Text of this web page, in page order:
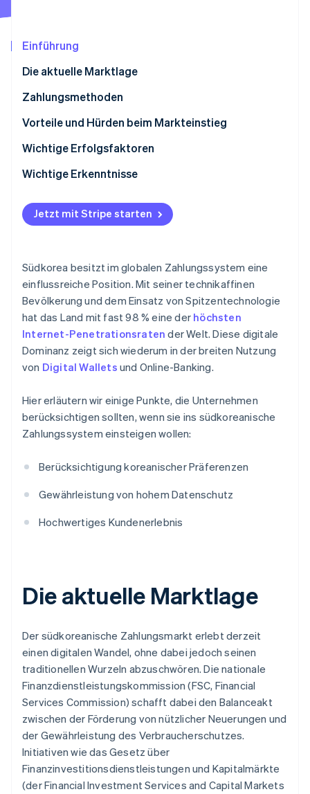
CO₂-Entnahme
Identity
Online-Identitätsprüfung
Jetzt ansehen
Einführung
Die aktuelle Marktlage
Zahlungsmethoden
Derzeitige Nutzung
Neue Trends
Vorteile und Hürden beim Markteinstieg
Steuern
Rückbuchungen und Zahlungsanfechtungen
Internationale Zahlungen
Sicherheit und Datenschutz
Wichtige Erfolgsfaktoren
Wichtige Erkenntnisse
Berücksichtigung koreanischer Präferenzen
Gewährleistung von hohem Datenschutz
Jetzt mit Stripe starten
Südkorea besitzt im globalen Zahlungssystem eine
einflussreiche Position. Mit seiner technikaffinen
Bevölkerung und dem Einsatz von Spitzentechnologie
hat das Land mit fast 98 % eine der höchsten
Internet-Penetrationsraten der Welt. Diese digitale
Dominanz zeigt sich wiederum in der breiten Nutzung
von Digital Wallets und Online-Banking.
Hier erläutern wir einige Punkte, die Unternehmen
berücksichtigen sollten, wenn sie ins südkoreanische
Zahlungssystem einsteigen wollen:
Berücksichtigung koreanischer Präferenzen
Gewährleistung von hohem Datenschutz
Hochwertiges Kundenerlebnis
Die aktuelle Marktlage
Der südkoreanische Zahlungsmarkt erlebt derzeit
einen digitalen Wandel, ohne dabei jedoch seinen
traditionellen Wurzeln abzuschwören. Die nationale
Finanzdienstleistungskommission (FSC, Financial
Services Commission) schafft dabei den Balanceakt
zwischen der Förderung von nützlicher Neuerungen und
der Gewährleistung des Verbraucherschutzes.
Initiativen wie das Gesetz über
Finanzinvestitionsdienstleistungen und Kapitalmärkte
(der Financial Investment Services and Capital Markets